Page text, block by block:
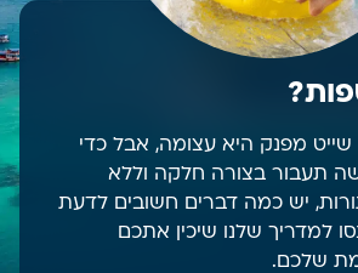
מפנק היא עצומה, אבל כדי
תעבור בצורה חלקה וללא
יש כמה דברים חשובים לדעת
למדריך שלנו שיכין אתכם
שלכם.